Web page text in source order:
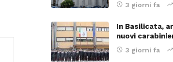
3 giorni fa
In Basilicata,
nuovi
3 giorni fa